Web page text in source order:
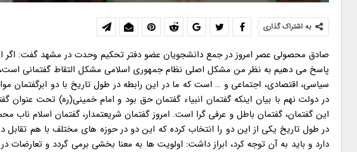
به اشتراک گذاری
صادق محصولی عصر امروز در جمع دانشجویان عضو دفتر تحکیم وحدت در مشهد گفت: اگر
پاسخ می دهیم به نظر من مشکل اصلی نظام جمهوری اسلامی مشکل التقاط گفتمانی است،
سیاسی، اقتصادی، اجتماعی و … است که ما در این رابطه در طول تاریخ با دو
در دولت نهم با بیان اینکه گفتمان انبیاء گفتمان حق بود و امام خمینی(ره) تحت عنوان
این گفتمان، گفتمان باطل و عرفی گرا است. امروز گفتمان شریعتمدار، گفتمان اسلام
در طول تاریخ یکی از این دو را انتخاب کرده که این دو در حوزه های مختلف با هم تقابل
دارد و باید به آن توجه کرد، ابراز داشت: اولویت ها به معنا بخشی برمی گردد و